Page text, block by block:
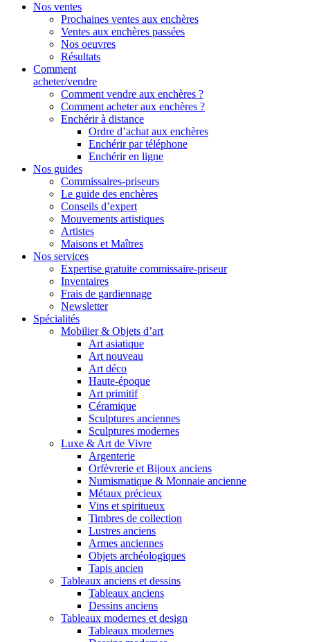
Nos ventes
Prochaines ventes aux enchères
Ventes aux enchères passées
Nos oeuvres
Résultats
Comment
acheter/vendre
Comment vendre aux enchères ?
Comment acheter aux enchères ?
Enchérir à distance
Ordre d’achat aux enchères
Enchérir par téléphone
Enchérir en ligne
Nos guides
Commissaires-priseurs
Le guide des enchères
Conseils d’expert
Mouvements artistiques
Artistes
Maisons et Maîtres
Nos services
Expertise gratuite commissaire-priseur
Inventaires
Frais de gardiennage
Newsletter
Spécialités
Mobilier & Objets d’art
Art asiatique
Art nouveau
Art déco
Haute-époque
Art primitif
Céramique
Sculptures anciennes
Sculptures modernes
Luxe & Art de Vivre
Argenterie
Orfèvrerie et Bijoux anciens
Numismatique & Monnaie ancienne
Métaux précieux
Vins et spiritueux
Timbres de collection
Lustres anciens
Armes anciennes
Objets archéologiques
Tapis ancien
Tableaux anciens et dessins
Tableaux anciens
Dessins anciens
Tableaux modernes et design
Tableaux modernes